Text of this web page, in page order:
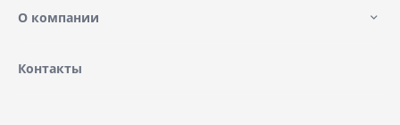
О компании
Контакты